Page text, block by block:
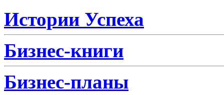
Истории Успеха
Бизнес-книги
Бизнес-планы